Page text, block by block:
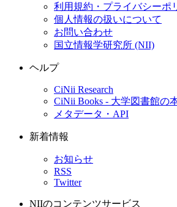
利用規約・プライバシーポ
個人情報の扱いについて
お問い合わせ
国立情報学研究所 (NII)
ヘルプ
CiNii Research
CiNii Books - 大学図書館の
メタデータ・API
新着情報
お知らせ
RSS
Twitter
NIIのコンテンツサービス